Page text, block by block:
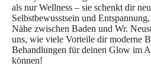
als nur Wellness – sie schenkt dir
Selbstbewusstsein und
Nähe zwischen Baden und Wr.
uns, wie viele Vorteile dir moderne
Behandlungen für deinen Glow im
können!